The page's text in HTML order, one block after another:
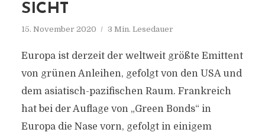
SICHT
15. November 2020 3 Min. Lesedauer
Europa ist derzeit der weltweit größte Emittent
von grünen Anleihen, gefolgt von den USA und
dem asiatisch-pazifischen Raum. Frankreich
hat bei der Auflage von „Green Bonds“ in
Europa die Nase vorn, gefolgt in einigem